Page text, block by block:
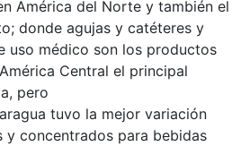
América del Norte y también el
donde agujas y catéteres y
uso médico son los productos
Central el principal
pero
tuvo la mejor variación
y concentrados para bebidas